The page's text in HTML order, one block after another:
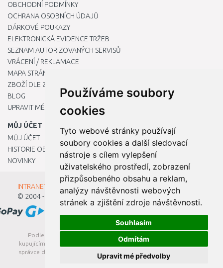
Používáme soubory
cookies
Tyto webové stránky používají
soubory cookies a další sledovací
nástroje s cílem vylepšení
uživatelského prostředí, zobrazení
přizpůsobeného obsahu a reklam,
analýzy návštěvnosti webových
stránek a zjištění zdroje návštěvnosti.
Souhlasím
Odmítám
Upravit mé předvolby
OBCHODNÍ PODMÍNKY
OCHRANA OSOBNÍCH ÚDAJŮ
DÁRKOVÉ POUKAZY
ELEKTRONICKÁ EVIDENCE TRŽEB
SEZNAM AUTORIZOVANÝCH SERVISŮ
VRÁCENÍ / REKLAMACE
MAPA STRÁNKY
ZBOŽÍ DLE ZNAČEK
BLOG
UPRAVIT MÉ PŘEDVOLBY COOKIES
MŮJ ÚČET
MŮJ ÚČET
HISTORIE OBJEDNÁVEK
NOVINKY
INTRANET - Přihlášení pro zaměstnance
© 2004 - 2026
Kamody s.r.o.
Podle zákona o evidenci tržeb je prodávající povinen vystavit
kupujícímu účtenku. Zároveň je povinen zaevidovat přijatou tržbu u
správce daně online; v případě technického výpadku pak nejpozději
do 48 hodin.